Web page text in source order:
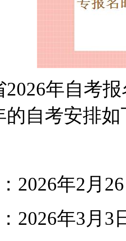
2026年自考
的自考安排如
2026年2月
2026年3月3